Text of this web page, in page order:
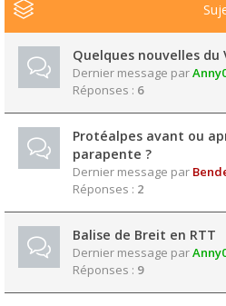
Quelques nouvelles du
Dernier message par
Réponses : 6
Protéalpes avant ou
parapente ?
Dernier message par
Réponses : 2
Balise de Breit en RTT
Dernier message par
Réponses : 9